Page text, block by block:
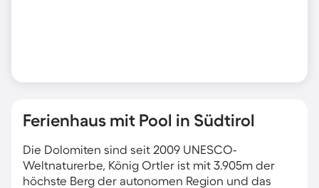
Ferienhaus mit Pool in Südtirol
Die Dolomiten sind seit 2009 UNESCO-
Weltnaturerbe, König Ortler ist mit 3.905m der
höchste Berg der autonomen Region und das